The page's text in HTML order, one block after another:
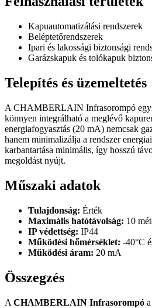
Kapuautomatizálási rendszerek
Beléptetőrendszerek
Ipari és lakossági biztonsági
Garázskapuk és tolókapuk
Telepítés és üzemeltetés
A CHAMBERLAIN Infrasorompó
könnyen integrálható a meglévő
energiafogyasztás (20 mA) nemcsak
hanem minimalizálja a rendszer
karbantartása minimális, így hosszú
megoldást nyújt.
Műszaki adatok
Tulajdonság: Érték
Maximális hatótávolság: 10
IP védettség: IP44
Működési hőmérséklet: -40°C
Működési áram: 20 mA
Összegzés
A CHAMBERLAIN Infrasorompó